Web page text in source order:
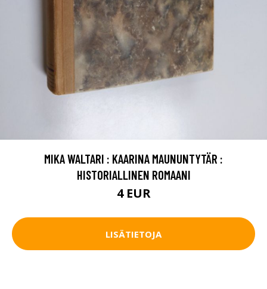
MIKA WALTARI : KAARINA MAUNUNTYTÄR :
HISTORIALLINEN ROMAANI
4 EUR
LISÄTIETOJA